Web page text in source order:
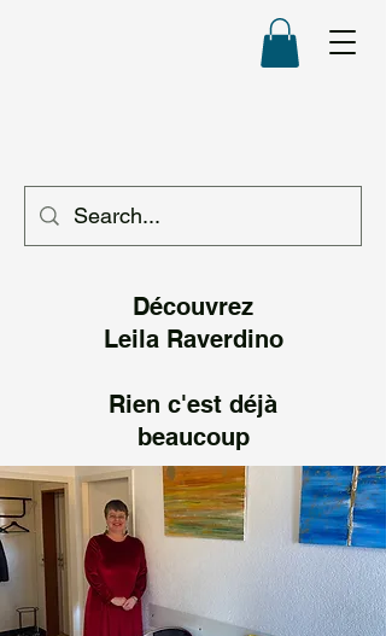
Découvrez
Leila Raverdino
Rien c'est déjà
beaucoup